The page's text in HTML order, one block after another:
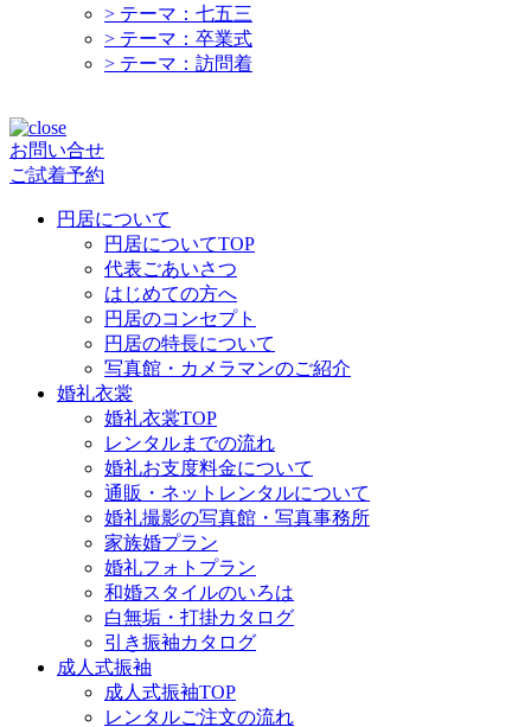
> テーマ：七五三
> テーマ：卒業式
> テーマ：訪問着
お問い合せ
ご試着予約
円居について
円居についてTOP
代表ごあいさつ
はじめての方へ
円居のコンセプト
円居の特長について
写真館・カメラマンのご紹介
婚礼衣裳
婚礼衣裳TOP
レンタルまでの流れ
婚礼お支度料金について
通販・ネットレンタルについて
婚礼撮影の写真館・写真事務所
家族婚プラン
婚礼フォトプラン
和婚スタイルのいろは
白無垢・打掛カタログ
引き振袖カタログ
成人式振袖
成人式振袖TOP
レンタルご注文の流れ